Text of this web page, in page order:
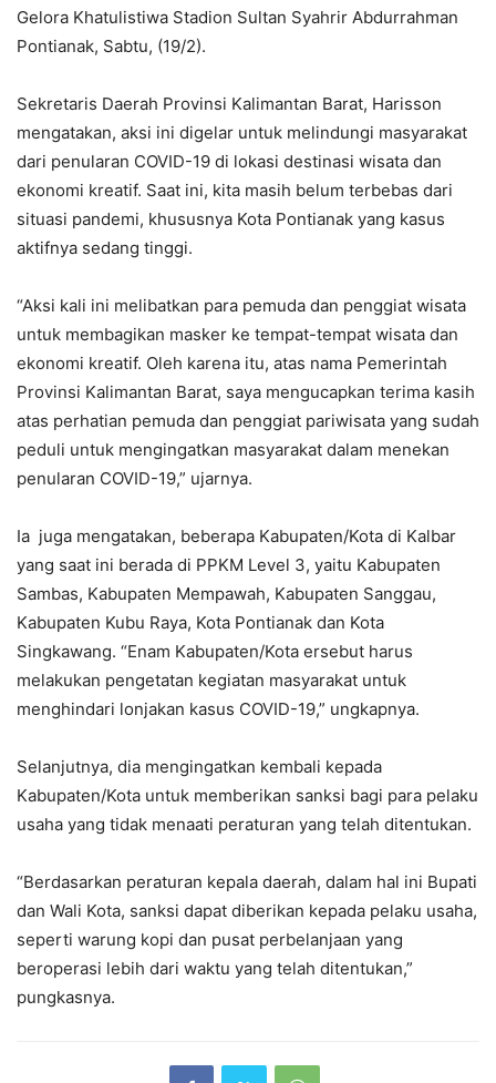
Gelora Khatulistiwa Stadion Sultan Syahrir Abdurrahman
Pontianak, Sabtu, (19/2).
Sekretaris Daerah Provinsi Kalimantan Barat, Harisson
mengatakan, aksi ini digelar untuk melindungi masyarakat
dari penularan COVID-19 di lokasi destinasi wisata dan
ekonomi kreatif. Saat ini, kita masih belum terbebas dari
situasi pandemi, khususnya Kota Pontianak yang kasus
aktifnya sedang tinggi.
“Aksi kali ini melibatkan para pemuda dan penggiat wisata
untuk membagikan masker ke tempat-tempat wisata dan
ekonomi kreatif. Oleh karena itu, atas nama Pemerintah
Provinsi Kalimantan Barat, saya mengucapkan terima kasih
atas perhatian pemuda dan penggiat pariwisata yang sudah
peduli untuk mengingatkan masyarakat dalam menekan
penularan COVID-19,” ujarnya.
Ia juga mengatakan, beberapa Kabupaten/Kota di Kalbar
yang saat ini berada di PPKM Level 3, yaitu Kabupaten
Sambas, Kabupaten Mempawah, Kabupaten Sanggau,
Kabupaten Kubu Raya, Kota Pontianak dan Kota
Singkawang. “Enam Kabupaten/Kota ersebut harus
melakukan pengetatan kegiatan masyarakat untuk
menghindari lonjakan kasus COVID-19,” ungkapnya.
Selanjutnya, dia mengingatkan kembali kepada
Kabupaten/Kota untuk memberikan sanksi bagi para pelaku
usaha yang tidak menaati peraturan yang telah ditentukan.
“Berdasarkan peraturan kepala daerah, dalam hal ini Bupati
dan Wali Kota, sanksi dapat diberikan kepada pelaku usaha,
seperti warung kopi dan pusat perbelanjaan yang
beroperasi lebih dari waktu yang telah ditentukan,”
pungkasnya.